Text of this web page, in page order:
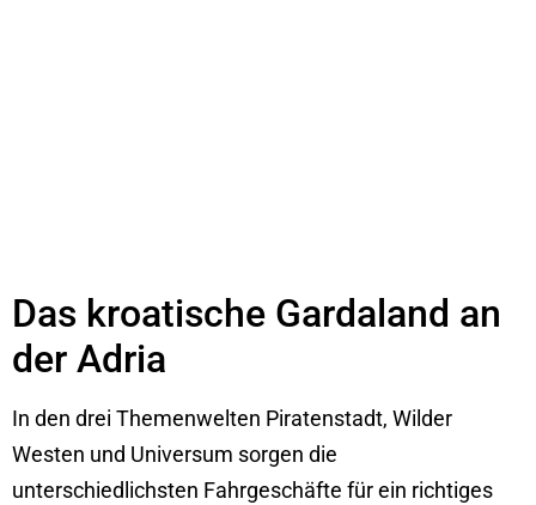
Das kroatische Gardaland an
der Adria
In den drei Themenwelten Piratenstadt, Wilder
Westen und Universum sorgen die
unterschiedlichsten Fahrgeschäfte für ein richtiges